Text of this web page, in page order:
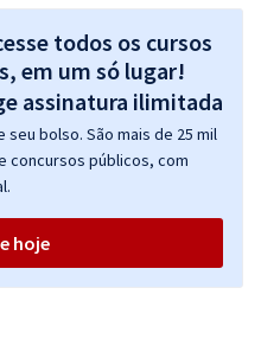
31,99
95,96 (-20%)
do Rio Grande do Sul - Perito
à vista
31,32
todos os cursos
em um só lugar!
bolso. São mais de 25 mil
concursos públicos, com
hoje